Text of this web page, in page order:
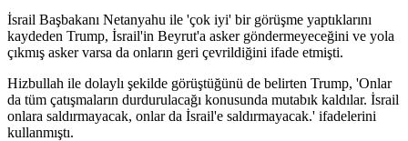
İsrail Başbakanı Netanyahu ile 'çok iyi' bir görüşme yaptıklarını
kaydeden Trump, İsrail'in Beyrut'a asker göndermeyeceğini ve yola
çıkmış asker varsa da onların geri çevrildiğini ifade etmişti.
Hizbullah ile dolaylı şekilde görüştüğünü de belirten Trump, 'Onlar
da tüm çatışmaların durdurulacağı konusunda mutabık kaldılar. İsrail
onlara saldırmayacak, onlar da İsrail'e saldırmayacak.' ifadelerini
kullanmıştı.